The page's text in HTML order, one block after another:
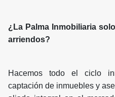
¿La Palma Inmobiliaria
arriendos?
Hacemos todo el ciclo
captación de inmuebles y